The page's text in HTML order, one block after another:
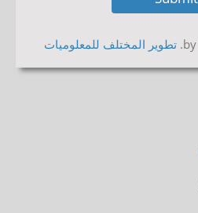
.تطوير المختلف للمعلوميات